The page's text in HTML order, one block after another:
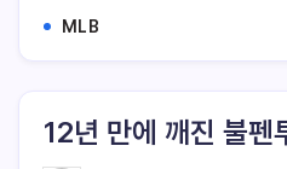
MLB
12년 만에 깨진 불